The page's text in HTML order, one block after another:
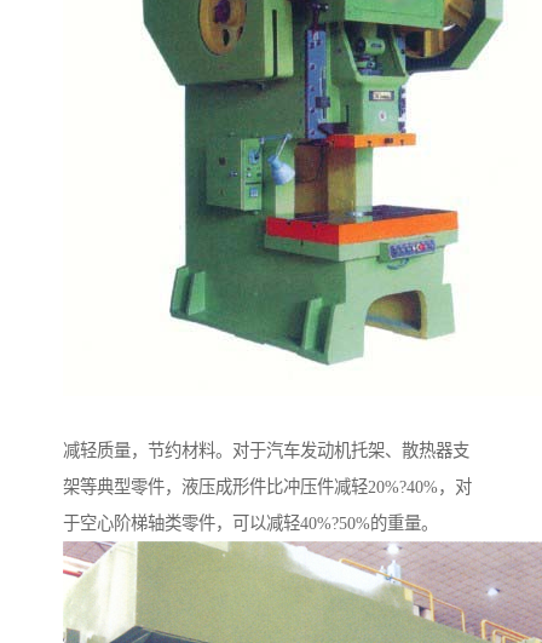
减轻质量，节约材料。对于汽车发动机托架、散热器支
架等典型零件，液压成形件比冲压件减轻20%?40%，对
于空心阶梯轴类零件，可以减轻40%?50%的重量。